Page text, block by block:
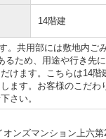
14階建
。共用部には敷地内ご
るため、用途や行き先
けます。こちらは14階
ます。お客様のこだわ
さい。
ンズマンション上六第2